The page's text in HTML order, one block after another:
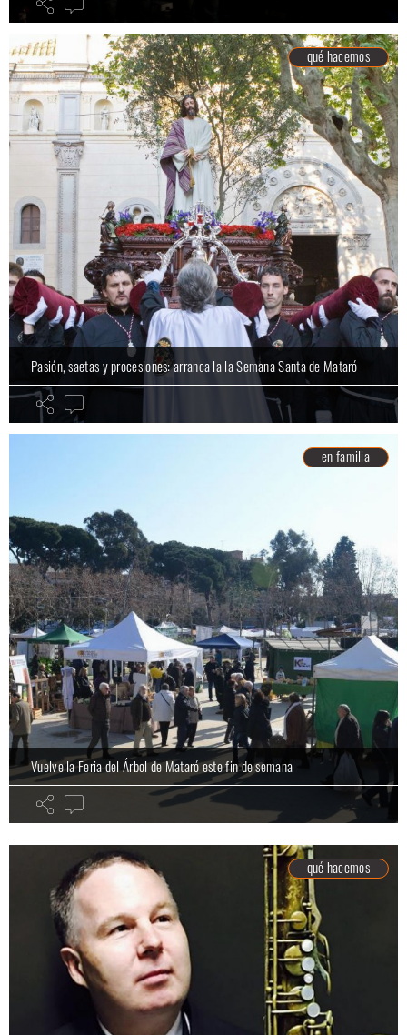
qué hacemos
Pasión, saetas y procesiones: arranca la la Semana Santa de Mataró
en familia
Vuelve la Feria del Árbol de Mataró este fin de semana
qué hacemos